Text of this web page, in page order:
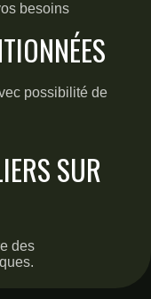
besoins
possibilité de
SUR
des